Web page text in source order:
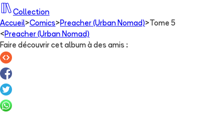
Collection
Accueil>Comics> Preacher (Urban Nomad)> Tome 5
< Preacher (Urban Nomad)
Faire découvrir cet album à des amis :